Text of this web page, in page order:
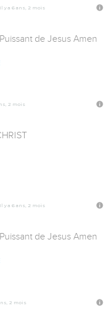
Il y a 6 ans, 2 mois
de Jesus Amen
2 mois
Il y a 6 ans, 2 mois
de Jesus Amen
2 mois